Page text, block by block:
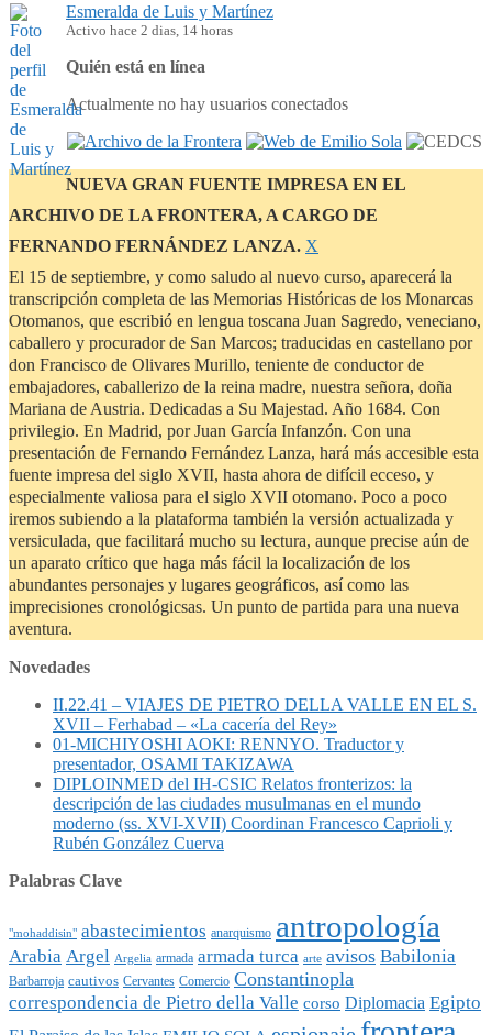
Esmeralda de Luis y Martínez
Activo hace 2 dias, 14 horas
Quién está en línea
Actualmente no hay usuarios conectados
NUEVA GRAN FUENTE IMPRESA EN EL
ARCHIVO DE LA FRONTERA, A CARGO DE
FERNANDO FERNÁNDEZ LANZA. Descartar
aviso
Χ
El 15 de septiembre, y como saludo al nuevo curso, aparecerá la
transcripción completa de las Memorias Históricas de los Monarcas
Otomanos, que escribió en lengua toscana Juan Sagredo, veneciano,
caballero y procurador de San Marcos; traducidas en castellano por
don Francisco de Olivares Murillo, teniente de conductor de
embajadores, caballerizo de la reina madre, nuestra señora, doña
Mariana de Austria. Dedicadas a Su Majestad. Año 1684. Con
privilegio. En Madrid, por Juan García Infanzón. Con una
presentación de Fernando Fernández Lanza, hará más accesible esta
fuente impresa del siglo XVII, hasta ahora de difícil ecceso, y
especialmente valiosa para el siglo XVII otomano. Poco a poco
iremos subiendo a la plataforma también la versión actualizada y
versiculada, que facilitará mucho su lectura, aunque precise aún de
un aparato crítico que haga más fácil la localización de los
abundantes personajes y lugares geográficos, así como las
imprecisiones cronológicsas. Un punto de partida para una nueva
aventura.
Novedades
II.22.41 – VIAJES DE PIETRO DELLA VALLE EN EL S.
XVII – Ferhabad – «La cacería del Rey»
01-MICHIYOSHI AOKI: RENNYO. Traductor y
presentador, OSAMI TAKIZAWA
DIPLOINMED del IH-CSIC Relatos fronterizos: la
descripción de las ciudades musulmanas en el mundo
moderno (ss. XVI-XVII) Coordinan Francesco Caprioli y
Rubén González Cuerva
Palabras Clave
"mohaddisin" abastecimientos anarquismo antropología
Arabia Argel Argelia armada armada turca arte avisos Babilonia
Barbarroja cautivos Cervantes Comercio Constantinopla
correspondencia de Pietro della Valle corso Diplomacia Egipto